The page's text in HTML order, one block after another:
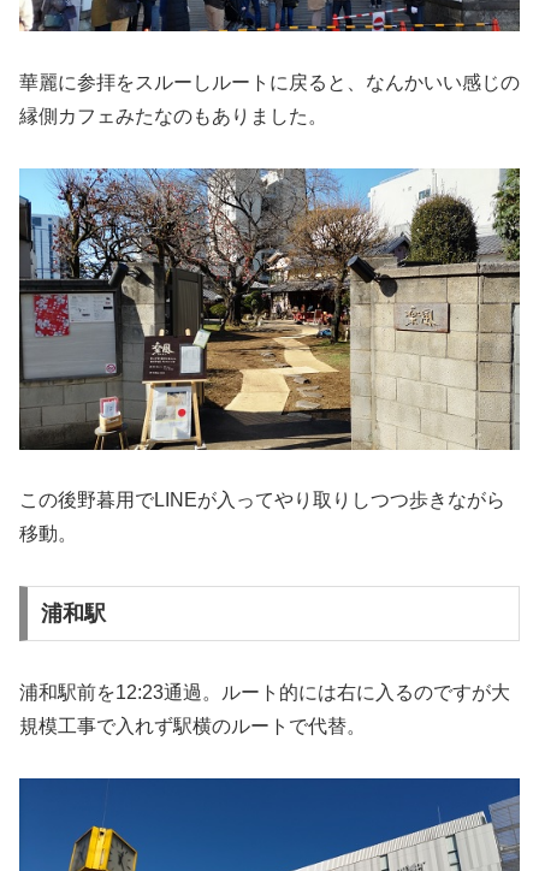
華麗に参拝をスルーしルートに戻ると、なんかいい感じの
縁側カフェみたなのもありました。
この後野暮用でLINEが入ってやり取りしつつ歩きながら
移動。
浦和駅
浦和駅前を12:23通過。ルート的には右に入るのですが大
規模工事で入れず駅横のルートで代替。